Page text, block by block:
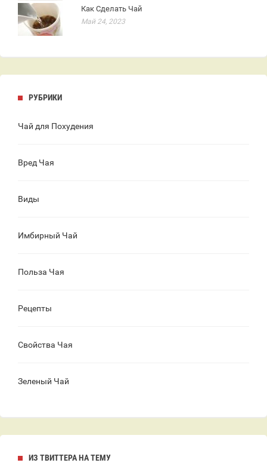
Как Сделать Чай
Май 24, 2023
РУБРИКИ
Чай для Похудения
Вред Чая
Виды
Имбирный Чай
Польза Чая
Рецепты
Свойства Чая
Зеленый Чай
ИЗ ТВИТТЕРА НА ТЕМУ